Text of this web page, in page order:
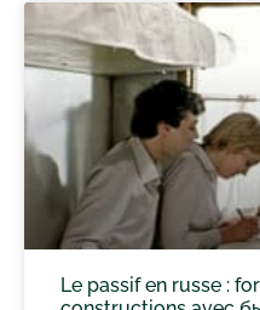
Le passif en russe :